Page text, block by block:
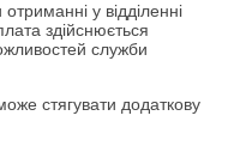
у відділенні
здійснюється
служби
стягувати додаткову